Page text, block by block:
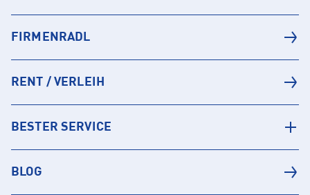
FIRMENRADL
RENT / VERLEIH
BESTER SERVICE
BLOG